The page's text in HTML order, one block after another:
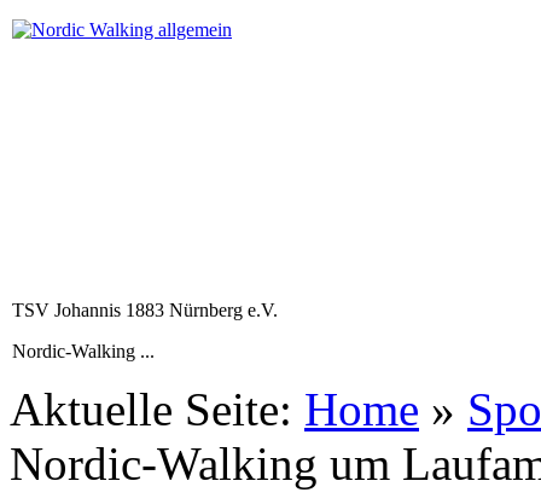
TSV Johannis 1883 Nürnberg e.V.
Nordic-Walking ...
Aktuelle Seite: Home »
Nordic-Walking um